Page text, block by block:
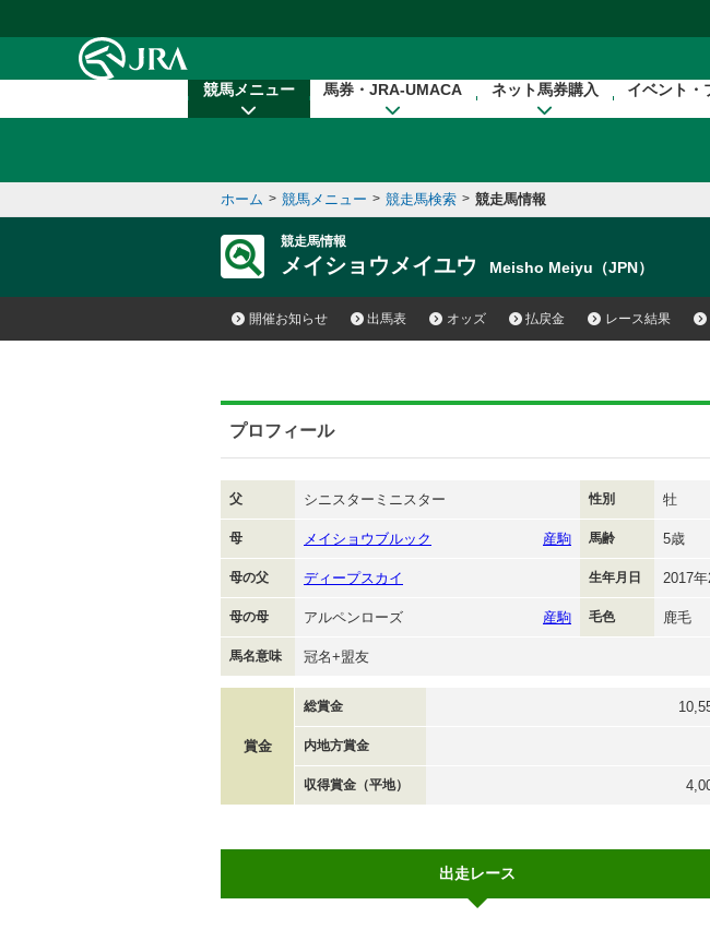
競馬メニュー 馬券・JRA-UMACA ネット馬券購入 イベント・
ホーム > 競馬メニュー > 競走馬検索 > 競走馬情報
競走馬情報
メイショウメイユウ Meisho Meiyu（JPN）
開催お知らせ 出馬表 オッズ 払戻金 レース結果
プロフィール
父 シニスターミニスター 性別 牡
母 メイショウブルック 産駒 馬齢 5歳
母の父 ディープスカイ 生年月日 2017
母の母 アルペンローズ 産駒 毛色 鹿毛
馬名意味 冠名+盟友
賞金
総賞金
内地方賞金
収得賞金（平地）
出走レース